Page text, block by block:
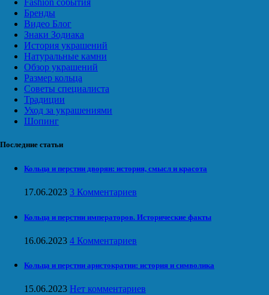
Fashion события
Бренды
Видео Блог
Знаки Зодиака
История украшений
Натуральные камни
Обзор украшений
Размер кольца
Советы специалиста
Традиции
Уход за украшениями
Шопинг
Последние статьи
Кольца и перстни дворян: история, смысл и красота
17.06.2023 3 Комментариев
Кольца и перстни императоров. Исторические факты
16.06.2023 4 Комментариев
Кольца и перстни аристократии: история и символика
15.06.2023 Нет комментариев